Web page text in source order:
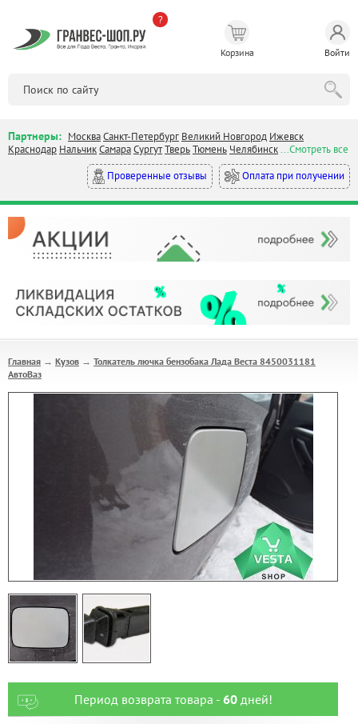
?
Корзина Войти
Партнеры: МоскваСанкт-Петербург Великий Новгород Ижевск
Краснодар НальчикСамараСургутТверьТюмень Челябинск...Смотреть все
Проверенные отзывы
Оплата при получении
Главная → Кузов → Толкатель лючка бензобака Лада Веста 8450031181
АвтоВаз
Период возврата товара - 60дней!